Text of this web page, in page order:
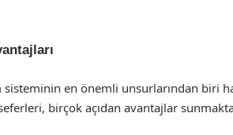
sisteminin en önemli unsurlarından biri
birçok açıdan avantajlar